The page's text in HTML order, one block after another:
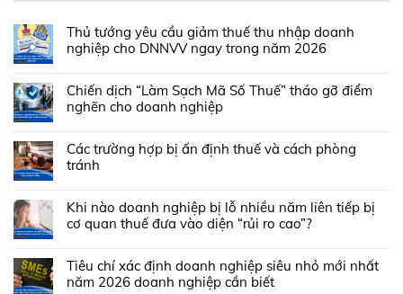
Thủ tướng yêu cầu giảm thuế thu nhập doanh
nghiệp cho DNNVV ngay trong năm 2026
Chiến dịch “Làm Sạch Mã Số Thuế” tháo gỡ điểm
nghẽn cho doanh nghiệp
Các trường hợp bị ấn định thuế và cách phòng
tránh
Khi nào doanh nghiệp bị lỗ nhiều năm liên tiếp bị
cơ quan thuế đưa vào diện “rủi ro cao”?
Tiêu chí xác định doanh nghiệp siêu nhỏ mới nhất
năm 2026 doanh nghiệp cần biết